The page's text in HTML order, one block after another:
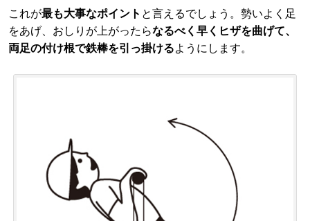
これが最も大事なポイント と言えるでしょう。勢いよく足
をあげ、おしりが上がったらなるべく早くヒザを曲げて、
両足の付け根で鉄棒を引っ掛けるようにします。